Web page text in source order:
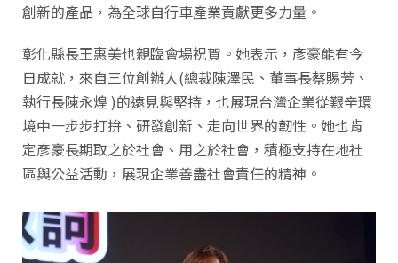
創新的產品，為全球自行車產業貢獻更多力量。
彰化縣長王惠美也親臨會場祝賀。她表示，彥豪能有今
日成就，來自三位創辦人(總裁陳澤民、董事長蔡賜芳、
執行長陳永煌 )的遠見與堅持，也展現台灣企業從艱辛環
境中一步步打拚、研發創新、走向世界的韌性。她也肯
定彥豪長期取之於社會、用之於社會，積極支持在地社
區與公益活動，展現企業善盡社會責任的精神。